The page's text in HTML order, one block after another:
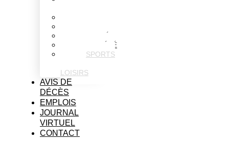
SOCIÉTÉ
SPORTS
LOISIRS
AVIS DE
DÉCÈS
EMPLOIS
JOURNAL
VIRTUEL
CONTACT